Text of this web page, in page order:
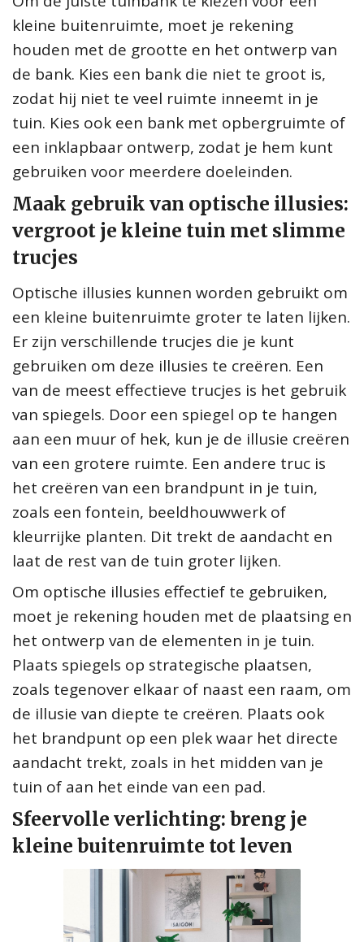
kleine buitenruimte, moet je rekening
houden met de grootte en het ontwerp van
de bank. Kies een bank die niet te groot is,
zodat hij niet te veel ruimte inneemt in je
tuin. Kies ook een bank met opbergruimte of
een inklapbaar ontwerp, zodat je hem kunt
gebruiken voor meerdere doeleinden.
Maak gebruik van optische illusies:
vergroot je kleine tuin met slimme
trucjes
Optische illusies kunnen worden gebruikt om
een kleine buitenruimte groter te laten lijken.
Er zijn verschillende trucjes die je kunt
gebruiken om deze illusies te creëren. Een
van de meest effectieve trucjes is het gebruik
van spiegels. Door een spiegel op te hangen
aan een muur of hek, kun je de illusie creëren
van een grotere ruimte. Een andere truc is
het creëren van een brandpunt in je tuin,
zoals een fontein, beeldhouwwerk of
kleurrijke planten. Dit trekt de aandacht en
laat de rest van de tuin groter lijken.
Om optische illusies effectief te gebruiken,
moet je rekening houden met de plaatsing en
het ontwerp van de elementen in je tuin.
Plaats spiegels op strategische plaatsen,
zoals tegenover elkaar of naast een raam, om
de illusie van diepte te creëren. Plaats ook
het brandpunt op een plek waar het directe
aandacht trekt, zoals in het midden van je
tuin of aan het einde van een pad.
Sfeervolle verlichting: breng je
kleine buitenruimte tot leven